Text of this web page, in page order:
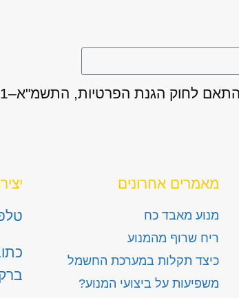
מאמרים אחרונים
מנוע מאבד כח
ריח שרוף מהמנוע
כיצד תקלות במערכת החשמל
משפיעות על ביצועי המנוע?
טלפון: